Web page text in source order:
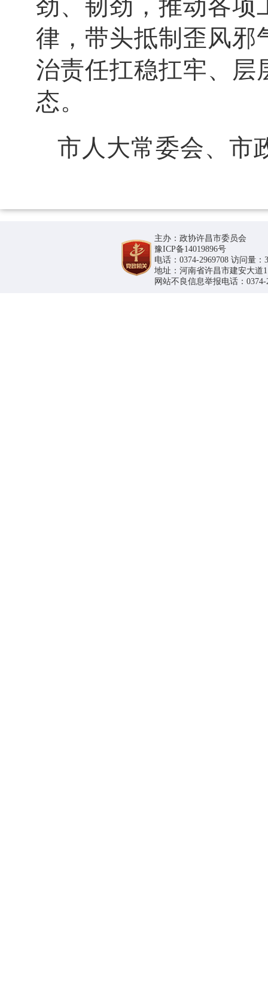
劲、韧劲，推动各项
律，带头抵制歪风邪
治责任扛稳扛牢、层
态。
市人大常委会、市
主办：政协许昌市委员会
豫ICP备14019896号
电话：0374-2969708 访问量：
地址：河南省许昌市建安大道
网站不良信息举报电话：